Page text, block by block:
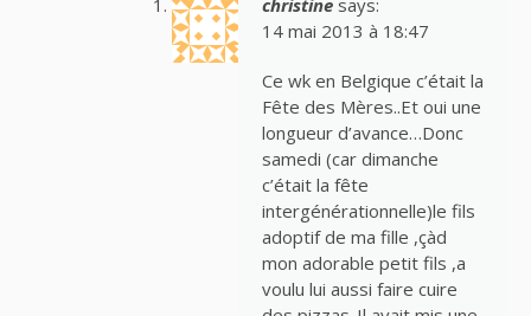
14 mai 2013 à 18:47
Ce wk en Belgique c’était la
Fête des Mères..Et oui une
longueur d’avance…Donc
samedi (car dimanche
c’était la fête
intergénérationnelle)le fils
adoptif de ma fille ,çàd
mon adorable petit fils ,a
voulu lui aussi faire cuire